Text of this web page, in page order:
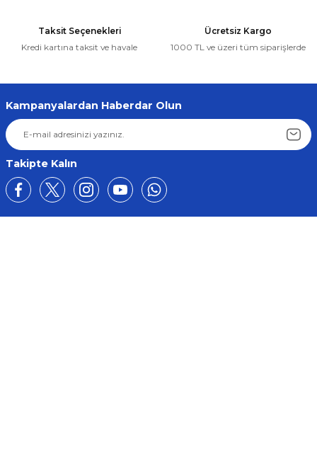
Taksit Seçenekleri
Kredi kartına taksit ve havale
Ücretsiz Kargo
1000 TL ve üzeri tüm siparişlerde
Kampanyalardan Haberdar Olun
Takipte Kalın